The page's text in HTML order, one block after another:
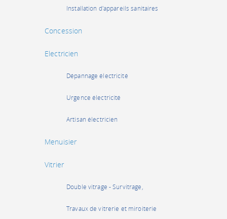
Installation d'appareils sanitaires
Concession
Electricien
Dépannage électricité
Urgence électricité
Artisan électricien
Menuisier
Vitrier
Double vitrage - Survitrage,
Travaux de vitrerie et miroiterie